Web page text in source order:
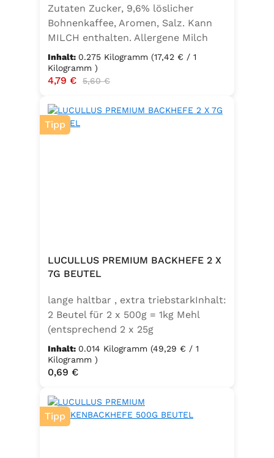
Zutaten Zucker, 9,6% löslicher
Bohnenkaffee, Aromen, Salz. Kann
MILCH enthalten. Allergene Milch
und daraus gewonnene Erzeugnisse
Inhalt: 0.275 Kilogramm (17,42 € / 1
Kilogramm )
Verkaufspreis:
4,79 € Regulärer Preis:
5,60 €
Tipp
LUCULLUS PREMIUM BACKHEFE 2 X
7G BEUTEL
lange haltbar , extra triebstarkInhalt:
2 Beutel für 2 x 500g = 1kg Mehl
(entsprechend 2 x 25g
Frischhefe)Zutaten: Trockenbackhefe
, Emulgator E491 (Unter
Schutzatmosphäre verpackt)
Inhalt: 0.014 Kilogramm (49,29 € / 1
Kilogramm )
Regulärer Preis:
0,69 €
Tipp